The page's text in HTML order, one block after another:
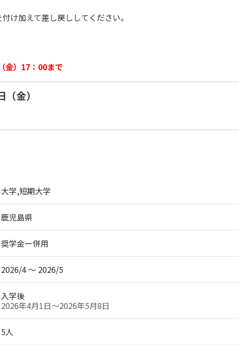
け加えて差し戻ししてください。
金）17：00まで
金）
大学,短期大学
鹿児島県
奨学金ー併用
2026/4 〜 2026/5
入学後
2026年4月1日～2026年5月8日
5人